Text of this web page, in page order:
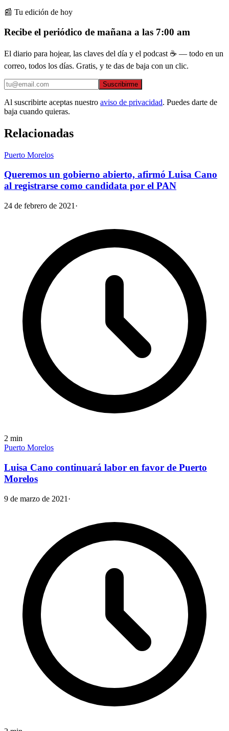
📰 Tu edición de hoy
Recibe el periódico de mañana a las 7:00 am
El diario para hojear, las claves del día y el podcast ☕ — todo en un
correo, todos los días. Gratis, y te das de baja con un clic.
Suscribirme
Al suscribirte aceptas nuestro aviso de privacidad. Puedes darte de
baja cuando quieras.
Relacionadas
Puerto Morelos
Queremos un gobierno abierto, afirmó Luisa Cano
al registrarse como candidata por el PAN
24 de febrero de 2021 ·
2 min
Puerto Morelos
Luisa Cano continuará labor en favor de Puerto
Morelos
9 de marzo de 2021 ·